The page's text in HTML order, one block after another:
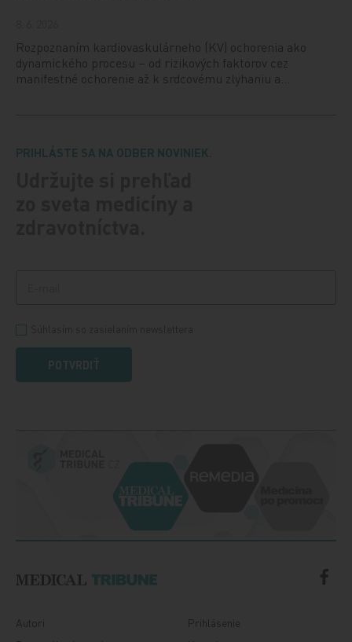
Rozpoznaním kardiovaskulárneho (KV) ochorenia ako
dynamického procesu – od rizikových faktorov cez
manifestné ochorenie až k srdcovému zlyhaniu a…
PRIHLÁSTE SA NA ODBER NOVINIEK.
POTVRDIŤ
Autori
Prihlásenie